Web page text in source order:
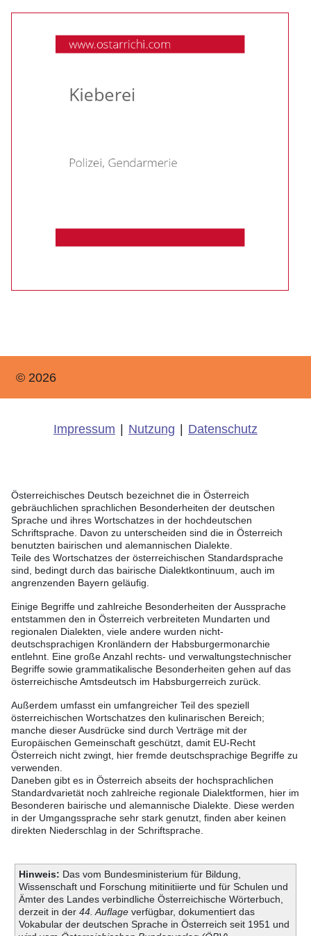
© 2026
Impressum Nutzung Datenschutz
Österreichisches Deutsch bezeichnet die in Österreich
gebräuchlichen sprachlichen Besonderheiten der deutschen
Sprache und ihres Wortschatzes in der hochdeutschen
Schriftsprache. Davon zu unterscheiden sind die in Österreich
benutzten bairischen und alemannischen Dialekte.
Teile des Wortschatzes der österreichischen Standardsprache
sind, bedingt durch das bairische Dialektkontinuum, auch im
angrenzenden Bayern geläufig.
Einige Begriffe und zahlreiche Besonderheiten der Aussprache
entstammen den in Österreich verbreiteten Mundarten und
regionalen Dialekten, viele andere wurden nicht-
deutschsprachigen Kronländern der Habsburgermonarchie
entlehnt. Eine große Anzahl rechts- und verwaltungstechnischer
Begriffe sowie grammatikalische Besonderheiten gehen auf das
österreichische Amtsdeutsch im Habsburgerreich zurück.
Außerdem umfasst ein umfangreicher Teil des speziell
österreichischen Wortschatzes den kulinarischen Bereich;
manche dieser Ausdrücke sind durch Verträge mit der
Europäischen Gemeinschaft geschützt, damit EU-Recht
Österreich nicht zwingt, hier fremde deutschsprachige Begriffe zu
verwenden.
Daneben gibt es in Österreich abseits der hochsprachlichen
Standardvarietät noch zahlreiche regionale Dialektformen, hier im
Besonderen bairische und alemannische Dialekte. Diese werden
in der Umgangssprache sehr stark genutzt, finden aber keinen
direkten Niederschlag in der Schriftsprache.
Hinweis: Das vom Bundesministerium für Bildung,
Wissenschaft und Forschung mitinitiierte und für Schulen und
Ämter des Landes verbindliche Österreichische Wörterbuch,
derzeit in der 44. Auflageverfügbar, dokumentiert das
Vokabular der deutschen Sprache in Österreich seit 1951 und